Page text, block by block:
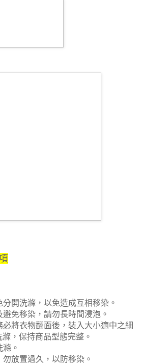
開洗滌，以免造成互相移染。
免移染，請勿長時間浸泡。
將衣物翻面後，裝入大小適中之細
，保持商品型態完整。
。
放置過久，以防移染。